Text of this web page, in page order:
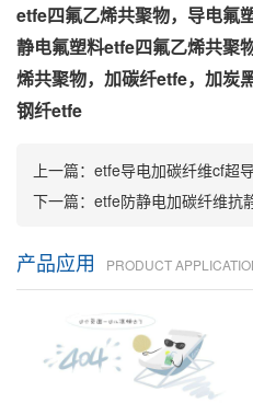
etfe四氟乙烯共聚物，导电氟
静电氟塑料etfe四氟乙烯共聚
烯共聚物，加碳纤etfe，加炭
钢纤etfe
上一篇： etfe导电加碳纤维cf超
下一篇： etfe防静电加碳纤维抗
产品应用 PRODUCT